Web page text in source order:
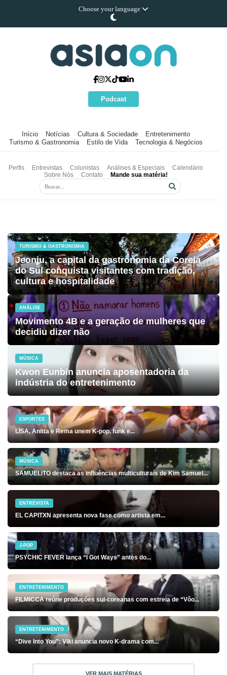
Choose your language
Podcast
Início Notícias Cultura & Sociedade
Entretenimento
Turismo & Gastronomia
Estilo de Vida Tecnologia & Negócios
Perfis Entrevistas Colunistas Análises & Especiais
Calendário
Sobre Nós
Contato Mande sua matéria!
TURISMO & GASTRONOMIA
Jeonju, a capital da gastronomia da Coreia
do Sul conquista visitantes com tradição,
cultura e hospitalidade
ANÁLISE
Movimento 4B e a geração de mulheres que
decidiu dizer não
MÚSICA
Kwon Eunbin anuncia aposentadoria da
indústria do entretenimento
ESPORTES
LISA, Anitta e Rema unem K-pop, funk e...
MÚSICA
SAMUELiTO destaca as influências multiculturais de Kim Samuel...
ENTREVISTA
EL CAPITXN apresenta nova fase como artista em...
J-POP
PSYCHIC FEVER lança “I Got Ways” antes do...
ENTRETENIMENTO
FILMICCA reúne produções sul-coreanas com estreia de “Vôo...
ENTRETENIMENTO
“Dive Into You”: Viki anuncia novo K-drama com...
VER MAIS MATÉRIAS